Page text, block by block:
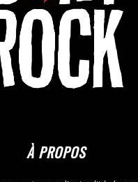
À PROPOS